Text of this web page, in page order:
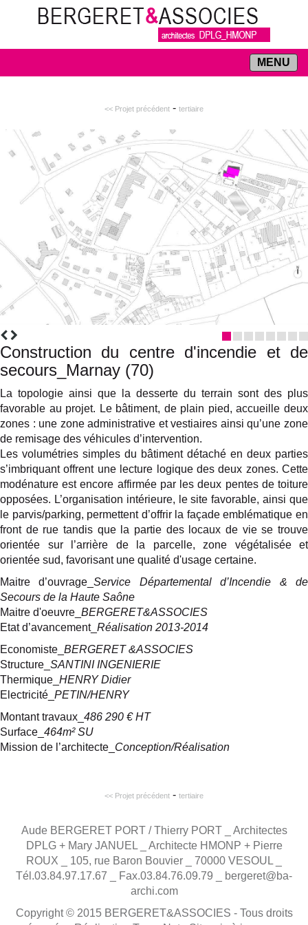
MENU
<< Projet précédent - tertiaire
Construction du centre d'incendie et de
secours_Marnay (70)
La topologie ainsi que la desserte du terrain sont des plus
favorable au projet. Le bâtiment, de plain pied, accueille deux
zones : une zone administrative et vestiaires ainsi qu’une zone
de remisage des véhicules d’intervention.
Les volumétries simples du bâtiment détaché en deux parties
s’imbriquant offrent une lecture logique des deux zones. Cette
modénature est encore affirmée par les deux pentes de toiture
opposées. L’organisation intérieure, le site favorable, ainsi que
le parvis/parking, permettent d’offrir la façade emblématique en
front de rue tandis que la partie des locaux de vie se trouve
orientée sur l’arrière de la parcelle, zone végétalisée et
orientée sud, favorisant une qualité d'usage certaine.
Maitre d’ouvrage_Service Départemental d’Incendie & de
Secours de la Haute Saône
Maitre d'oeuvre_ BERGERET&ASSOCIES
Etat d’avancement_ Réalisation 2013-2014
Economiste_ BERGERET &ASSOCIES
Structure_ SANTINI INGENIERIE
Thermique_ HENRY Didier
Electricité_ PETIN/HENRY
Montant travaux_ 486 290 € HT
Surface_ 464m² SU
Mission de l’architecte_ Conception/Réalisation
<< Projet précédent - tertiaire
Aude BERGERET PORT / Thierry PORT _ Architectes
DPLG + Mary JANUEL _ Architecte HMONP + Pierre
ROUX _ 105, rue Baron Bouvier _ 70000 VESOUL _
Tél.03.84.97.17.67 _ Fax.03.84.76.09.79 _ bergeret@ba-
archi.com
Copyright © 2015 BERGERET&ASSOCIES - Tous droits